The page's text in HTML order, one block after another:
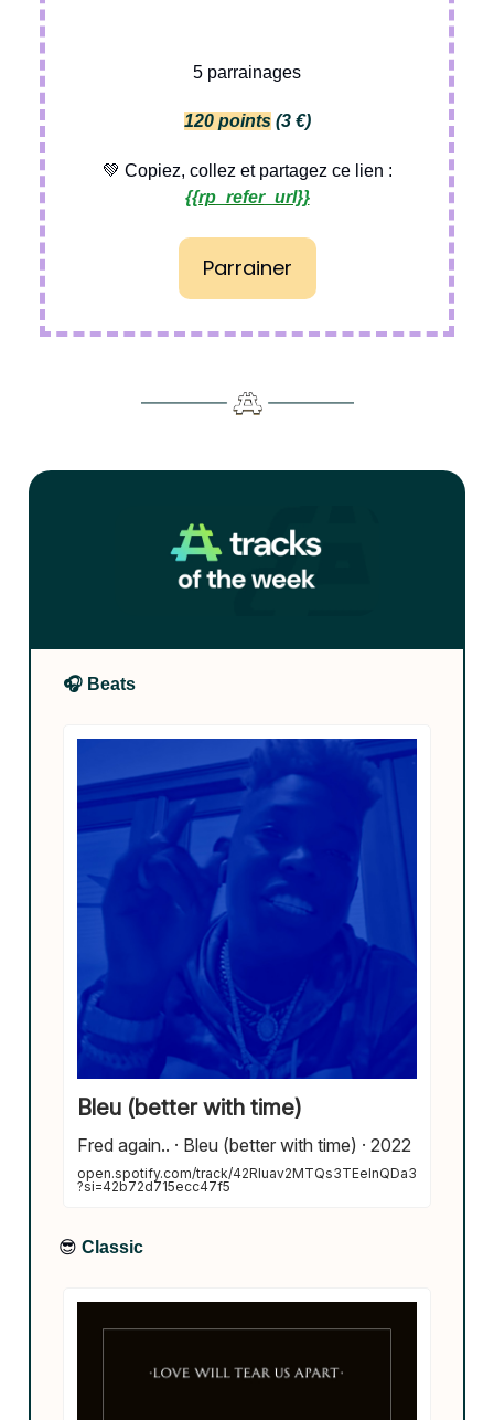
5 parrainages
120 points (3 €)
💚 Copiez, collez et partagez ce lien :
{{rp_refer_url}}
Parrainer
🎧 Beats
Bleu (better with time)
Fred again.. · Bleu (better with time) · 2022
open.spotify.com/track/42RIuav2MTQs3TEelnQDa3
?si=42b72d715ecc47f5
😎 Classic